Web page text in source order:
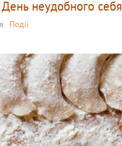
неудобного себя
Події